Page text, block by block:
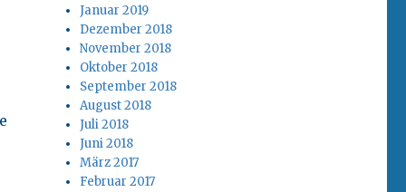
Januar 2019
Dezember 2018
November 2018
Oktober 2018
September 2018
August 2018
Juli 2018
Juni 2018
März 2017
Februar 2017